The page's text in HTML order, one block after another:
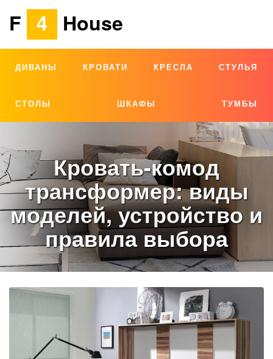
F 4 House
ДИВАНЫ КРОВАТИ КРЕСЛА СТУЛЬЯ
СТОЛЫ ШКАФЫ ТУМБЫ
Кровать-комод
трансформер: виды
моделей, устройство и
правила выбора